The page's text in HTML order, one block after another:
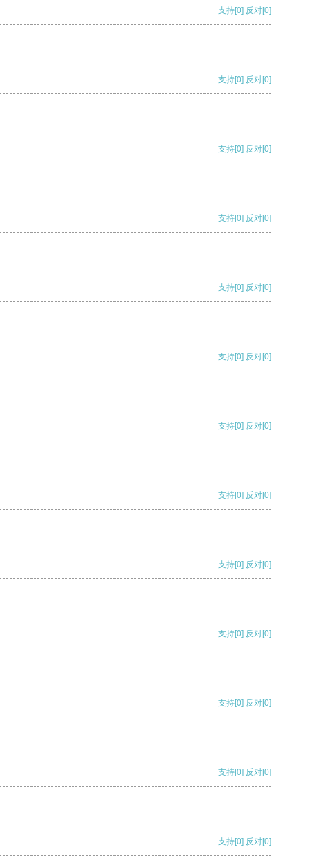
支持[0] 反对[0]
支持[0] 反对[0]
支持[0] 反对[0]
支持[0] 反对[0]
支持[0] 反对[0]
支持[0] 反对[0]
支持[0] 反对[0]
支持[0] 反对[0]
支持[0] 反对[0]
支持[0] 反对[0]
支持[0] 反对[0]
支持[0] 反对[0]
支持[0] 反对[0]